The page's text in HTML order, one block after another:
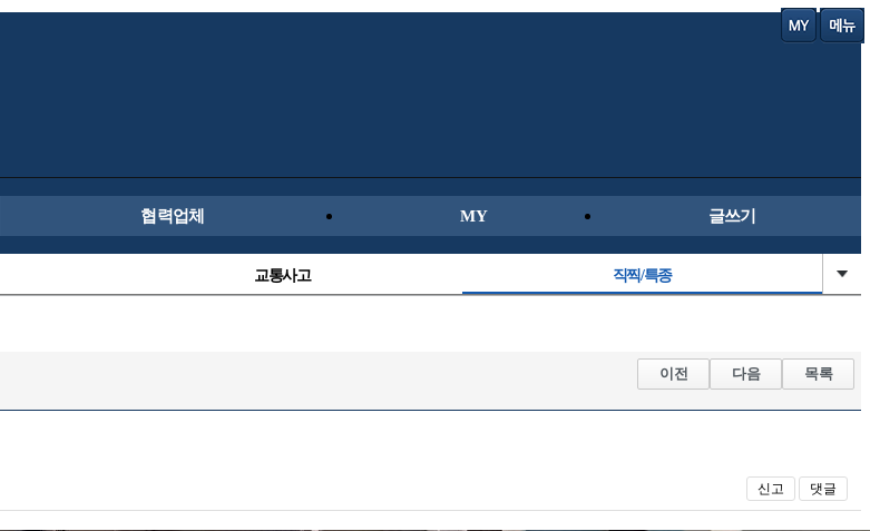
협력업체 MY 글쓰기
교통사고 직찍/특종
군사/무기
이전 다음 목록
신고 댓글